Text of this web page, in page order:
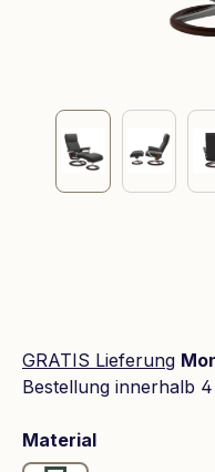
GRATIS Lieferung
Bestellung innerhalb
Materialauswählen